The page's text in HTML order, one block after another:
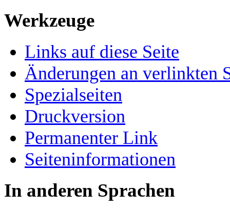
Werkzeuge
Links auf diese Seite
Änderungen an verlinkten
Spezialseiten
Druckversion
Permanenter Link
Seiten­­informationen
In anderen Sprachen